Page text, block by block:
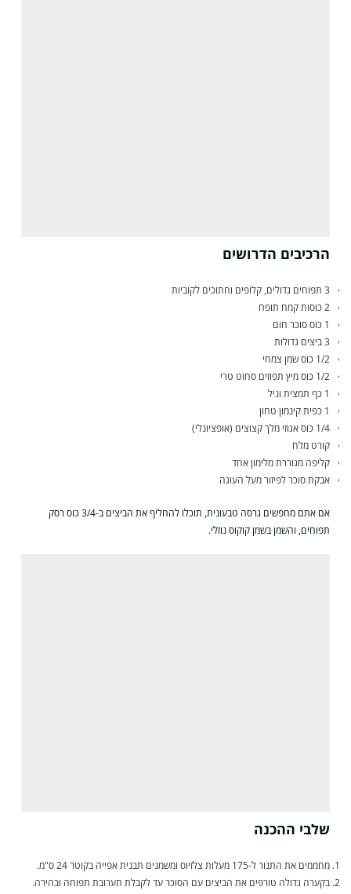
הרכיבים הדרושים
3 תפוחים גדולים, קלופים וחתוכים לקוביות
2 כוסות קמח תופח
1 כוס סוכר חום
3 ביצים גדולות
1/2 כוס שמן צמחי
1/2 כוס מיץ תפוזים סחוט טרי
1 כף תמצית וניל
1 כפית קינמון טחון
1/4 כוס אגוזי מלך קצוצים (אופציונלי)
קורט מלח
קליפה מגוררת מלימון אחד
אבקת סוכר לפיזור מעל העוגה
אם אתם מחפשים גרסה טבעונית, תוכלו להחליף את הביצים ב-3/4 כוס רסק
תפוחים, והשמן בשמן קוקוס נוזלי.
שלבי ההכנה
מחממים את התנור ל-175 מעלות צלזיוס ומשמנים תבנית אפייה בקוטר 24 ס"מ.
בקערה גדולה טורפים את הביצים עם הסוכר עד לקבלת תערובת תפוחה ובהירה.